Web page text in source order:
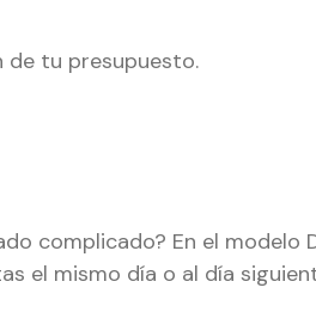
de tu presupuesto.
complicado? En el modelo
el mismo día o al día